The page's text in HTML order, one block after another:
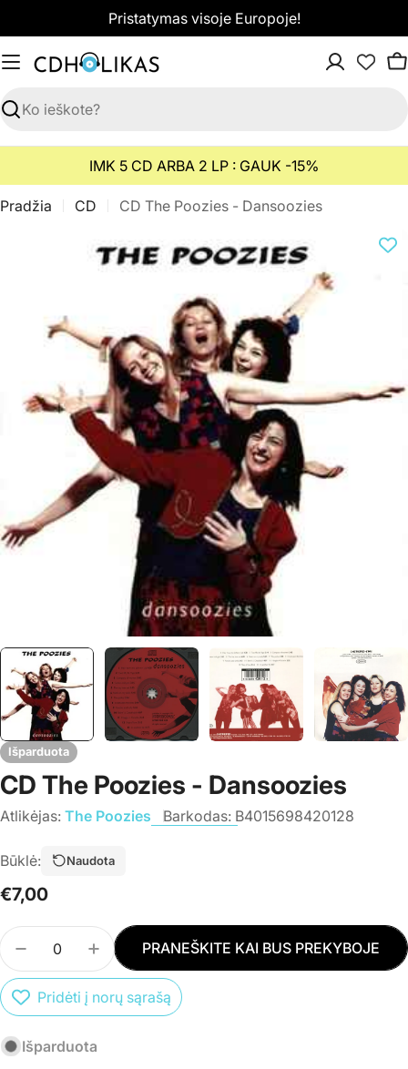
prie
turinio
Pristatymas visoje Europoje!
Paieška
IMK 5 CD ARBA 2 LP : GAUK -15%
Pradžia CD CD The Poozies - Dansoozies
Išparduota
CD The Poozies - Dansoozies
Atlikėjas: The Poozies Barkodas: B4015698420128
Būklė: Naudota
Įprasta
€7,00
Kiekis
SUMAŽINTI PREKĖS CD THE POOZIES -
PADIDINTI PREKĖS CD THE POOZIES -
PRANEŠKITE KAI BUS PREKYBOJE
Pridėti į norų sąrašą
Išparduota